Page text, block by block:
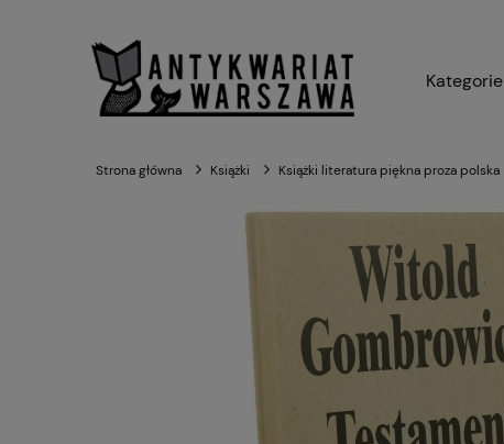
Kategorie
Strona główna Książki Książki literatura piękna proza polska